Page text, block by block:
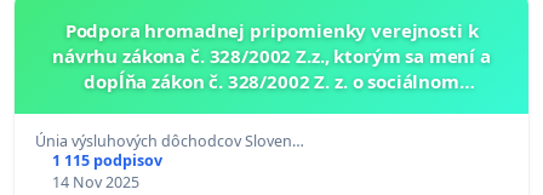
Podpora hromadnej pripomienky verejnosti k
návrhu zákona č. 328/2002 Z.z., ktorým sa mení a
dopĺňa zákon č. 328/2002 Z. z. o sociálnom
doplnení niektorých
Únia výsluhových dôchodcov Sloven…
1 115 podpisov
14 Nov 2025